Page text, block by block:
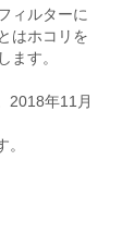
ィルターに
はホコリを
ます。
2018年11月